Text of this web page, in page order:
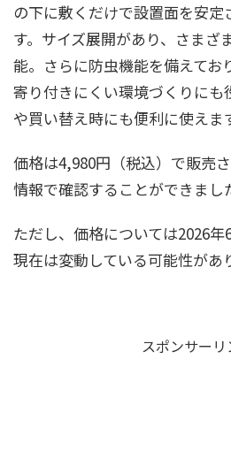
の下に敷くだけで設置面を安定
す。サイズ展開があり、さまざ
能。さらに防虫機能を備えてお
寄り付きにくい環境づくりにも
や買い替え時にも便利に使えま
価格は4,980円（税込）で販売
情報で確認することができまし
ただし、価格については2026年
現在は変動している可能性があ
スポンサーリ